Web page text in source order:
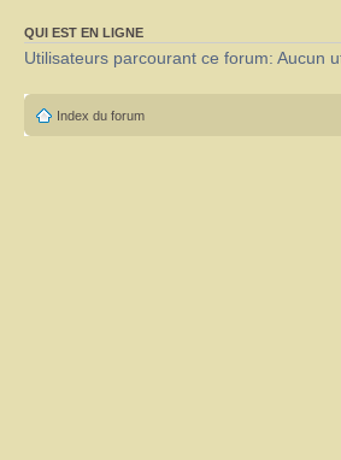
QUI EST EN LIGNE
Utilisateurs parcourant ce forum: Aucun
Index du forum